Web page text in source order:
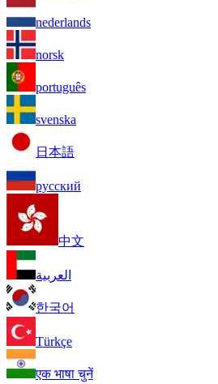
nederlands
norsk
português
svenska
日本語
русский
中文
العربية
한국어
Türkçe
एक भाषा चुनें